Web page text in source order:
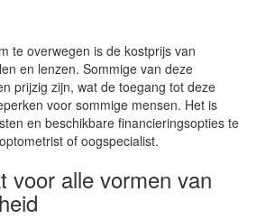
te overwegen is de kostprijs van
en lenzen. Sommige van deze
prijzig zijn, wat de toegang tot deze
voor sommige mensen. Het is
en beschikbare financieringsopties te
of oogspecialist.
voor alle vormen van